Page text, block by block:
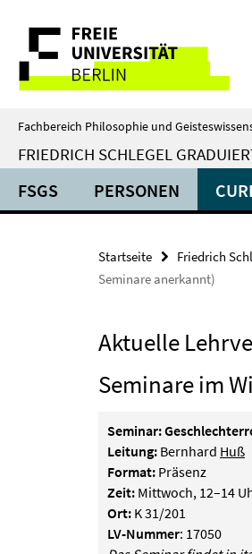
direkt
Inhalt
Service-
Navigation
Fachbereich Philosophie und
FRIEDRICH SCHLEGEL
FSGS PERSONEN
Startseite Friedrich
Seminare anerkannt)
Aktuelle
Seminare im
Seminar:
Leitung: Bernhard Huß
Format: Präsenz
Zeit: Mittwoch, 12–14
Ort: K 31/201
LV-Nummer: 17050